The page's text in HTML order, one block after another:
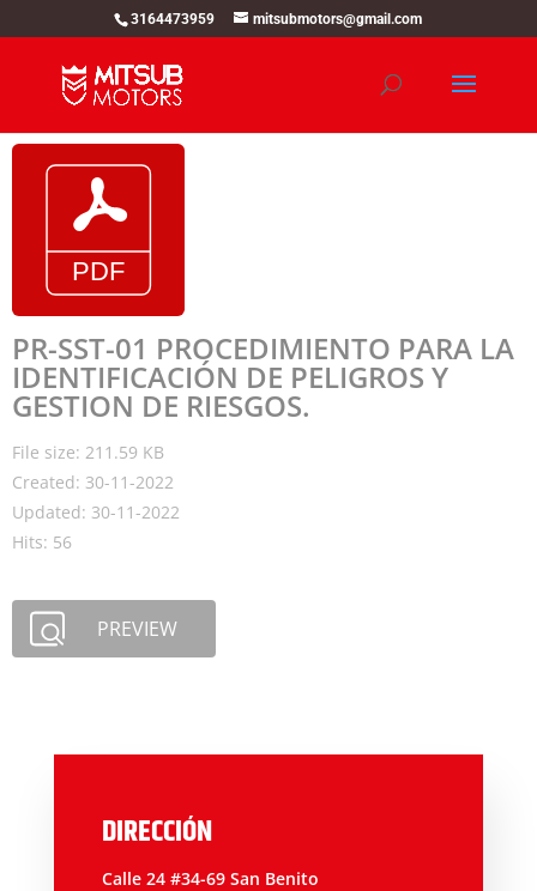
3164473959 mitsubmotors@gmail.com
PR-SST-01 PROCEDIMIENTO PARA LA
IDENTIFICACIÓN DE PELIGROS Y
GESTION DE RIESGOS.
File size: 211.59 KB
Created: 30-11-2022
Updated: 30-11-2022
Hits: 56
PREVIEW
DIRECCIÓN
Calle 24 #34-69 San Benito